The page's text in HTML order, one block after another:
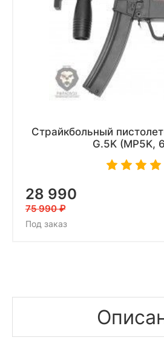
Страйкбольный
G.5K (MP5K,
28 990
75 990
Под заказ